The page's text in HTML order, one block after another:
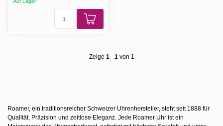
Zeige 1 - 1 von 1
Roamer, ein traditionsreicher Schweizer Uhrenhersteller, steht seit 1888 für
Qualität, Präzision und zeitlose Eleganz. Jede Roamer Uhr ist ein